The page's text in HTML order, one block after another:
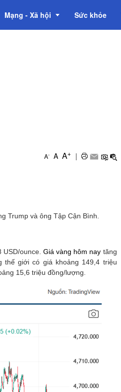
Mạng - Xã hội Sức khỏe
A- A A+ |
Trump và ông Tập Cận Bình.
USD/ounce. Giá vàng hôm nay tăng
thế giới có giá khoảng 149,4 triệu
15,6 triệu đồng/lượng.